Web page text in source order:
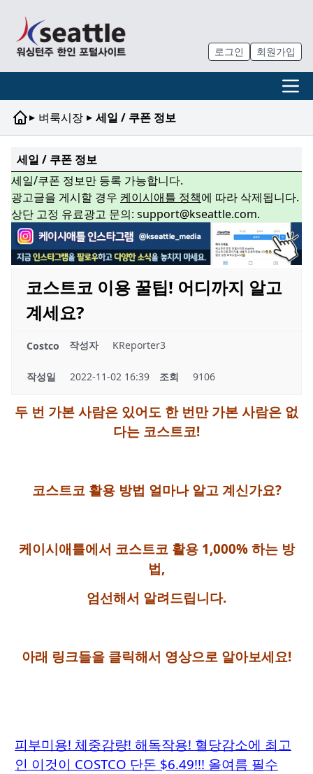
로그인 회원가입
▸ 벼룩시장 ▸ 세일 / 쿠폰 정보
세일 / 쿠폰 정보
세일/쿠폰 정보만 등록 가능합니다.
광고글을 게시할 경우 케이시애틀 정책에 따라 삭제됩니다.
상단 고정 유료광고 문의: support@kseattle.com.
코스트코 이용 꿀팁! 어디까지 알고
계세요?
Costco 작성자 KReporter3
작성일 2022-11-02 16:39 조회 9106
두 번 가본 사람은 있어도 한 번만 가본 사람은 없
다는 코스트코!
코스트코 활용 방법 얼마나 알고 계신가요?
케이시애틀에서 코스트코 활용 1,000% 하는 방
법,
엄선해서 알려드립니다.
아래 링크들을 클릭해서 영상으로 알아보세요!
피부미용! 체중감량! 해독작용! 혈당감소에 최고
인 이것이 COSTCO 단돈 $6.49!!! 올여름 필수